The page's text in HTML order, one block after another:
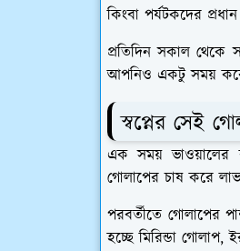
কিংবা পর্যটকদের
প্রতিদিন সকাল থেকে
আপনিও একটু সময় করে
স্বপ্নের সেই
এক সময় ভাওয়ালের
গোলাপের চাষ করে
পরবর্তীতে গোলাপের
হচ্ছে মিরিন্ডা গোলাপ,